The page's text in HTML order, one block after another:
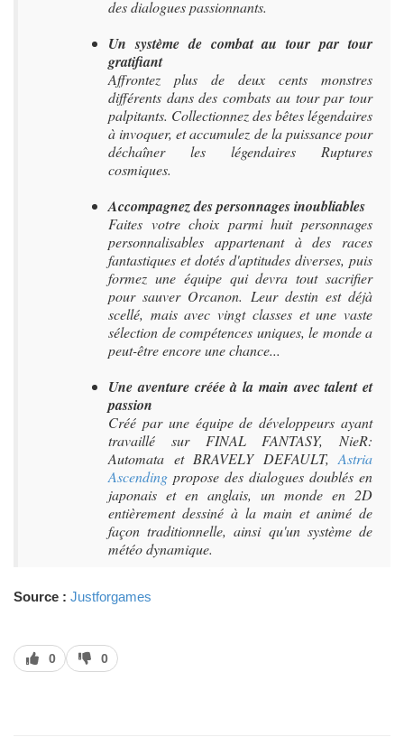
des dialogues passionnants.
Un système de combat au tour par tour
gratifiant
Affrontez plus de deux cents monstres
différents dans des combats au tour par tour
palpitants. Collectionnez des bêtes légendaires
à invoquer, et accumulez de la puissance pour
déchaîner les légendaires Ruptures
cosmiques.
Accompagnez des personnages inoubliables
Faites votre choix parmi huit personnages
personnalisables appartenant à des races
fantastiques et dotés d'aptitudes diverses, puis
formez une équipe qui devra tout sacrifier
pour sauver Orcanon. Leur destin est déjà
scellé, mais avec vingt classes et une vaste
sélection de compétences uniques, le monde a
peut-être encore une chance...
Une aventure créée à la main avec talent et
passion
Créé par une équipe de développeurs ayant
travaillé sur FINAL FANTASY, NieR:
Automata et BRAVELY DEFAULT, Astria
Ascending propose des dialogues doublés en
japonais et en anglais, un monde en 2D
entièrement dessiné à la main et animé de
façon traditionnelle, ainsi qu'un système de
météo dynamique.
Source : Justforgames
J’aime
0
J’aime
pas
0